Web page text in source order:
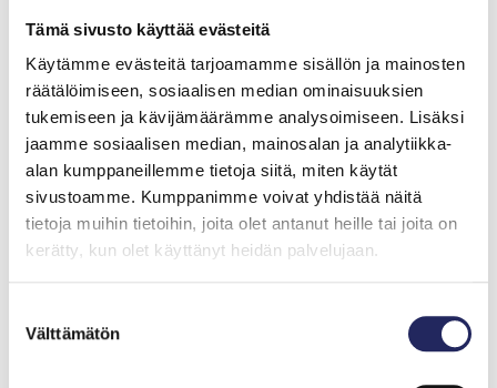
Tämä sivusto käyttää evästeitä
Käytämme evästeitä tarjoamamme sisällön ja mainosten
räätälöimiseen, sosiaalisen median ominaisuuksien
tukemiseen ja kävijämäärämme analysoimiseen. Lisäksi
jaamme sosiaalisen median, mainosalan ja analytiikka-
alan kumppaneillemme tietoja siitä, miten käytät
sivustoamme. Kumppanimme voivat yhdistää näitä
tietoja muihin tietoihin, joita olet antanut heille tai joita on
kerätty, kun olet käyttänyt heidän palvelujaan.
valinta
Välttämätön
Isabella Lövinin mukaan politiikan näkökulmasta
tilanteessa on vielä parantamisen varaa.
”Tulevien sukupolvien ääntä ei kuunnella tarpeeksi.
Muuten emme istuisi tässä puhumassa ilmaston ja
merten kriisistä.”
Alf Norkon mukaan häneltä kysytään usein, mikä on
”Yleensä vastaan, että meidän on tärkeää kertoa
uudelle sukupolvelle merestä ja opettaa heitä